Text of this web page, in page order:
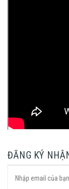
ĐĂNG KÝ